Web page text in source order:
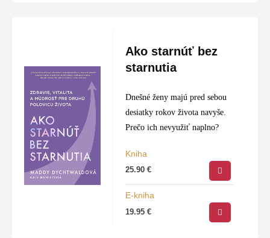
Ako starnúť bez
starnutia
Dnešné ženy majú pred sebou
desiatky rokov života navyše.
Prečo ich nevyužiť naplno?
Kniha
25.90€
E-kniha
19.95€